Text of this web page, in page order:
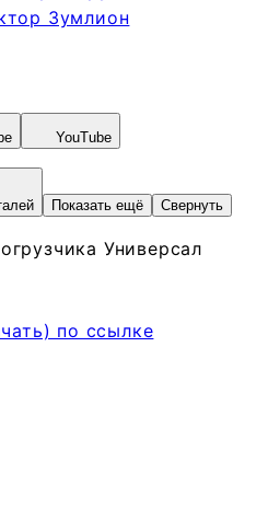
YouTube
Показать ещё Свернуть
Универсал
по ссылке